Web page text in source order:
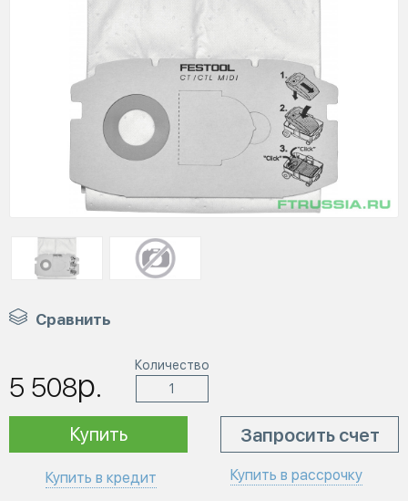
Сравнить
5 508р.
Количество
Купить Запросить счет
Купить в кредит Купить в рассрочку